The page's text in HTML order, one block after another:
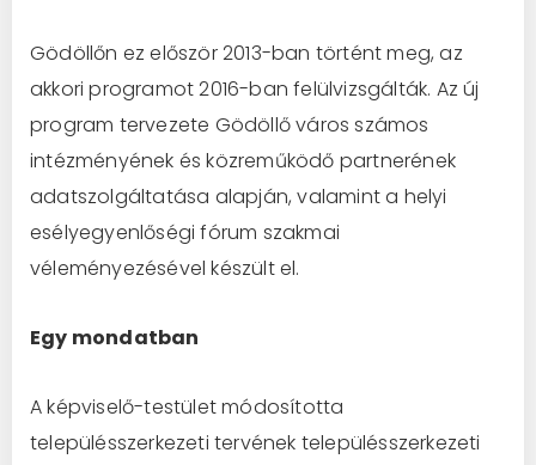
Gödöllőn ez először 2013-ban történt meg, az
akkori programot 2016-ban felülvizsgálták. Az új
program tervezete Gödöllő város számos
intézményének és közreműködő partnerének
adatszolgáltatása alapján, valamint a helyi
esélyegyenlőségi fórum szakmai
véleményezésével készült el.
Egy mondatban
A képviselő-testület módosította
településszerkezeti tervének településszerkezeti